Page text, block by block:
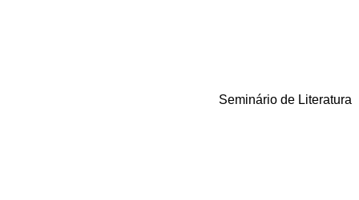
Seminário de Literatura